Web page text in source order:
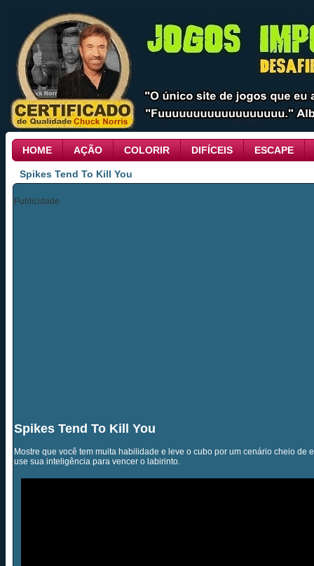
HOME AÇÃO COLORIR DIFÍCEIS ESCAPE
Spikes Tend To Kill You
Publicidade
Spikes Tend To Kill You
Mostre que você tem muita habilidade e leve o cubo por um cenário cheio de
use sua inteligência para vencer o labirinto.